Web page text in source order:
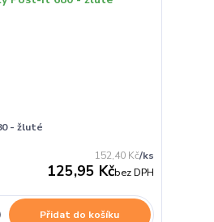
- žluté
152,40 Kč/ks
125,95 Kčbez DPH
Přidat do košíku